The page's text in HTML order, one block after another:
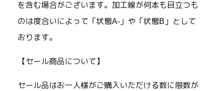
を含む場合がございます。加工線が何本も目立つも
のは度合いによって「状態A-」や「状態B」として
おります。
【セール商品について】
セール品はお一人様がご購入いただける数に限数が